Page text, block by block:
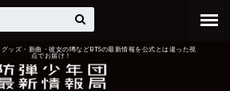
ッズ・新曲・彼女の噂などBTSの最新情報を公式とは違った視
点でお届け！